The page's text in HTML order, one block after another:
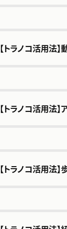
【トラノコ活用法
【トラノコ活用法
【トラノコ活用法